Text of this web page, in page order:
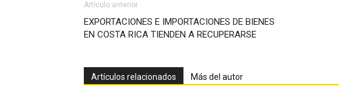
Artículo anterior
EXPORTACIONES E IMPORTACIONES DE BIENES
EN COSTA RICA TIENDEN A RECUPERARSE
Artículos relacionados Más del autor